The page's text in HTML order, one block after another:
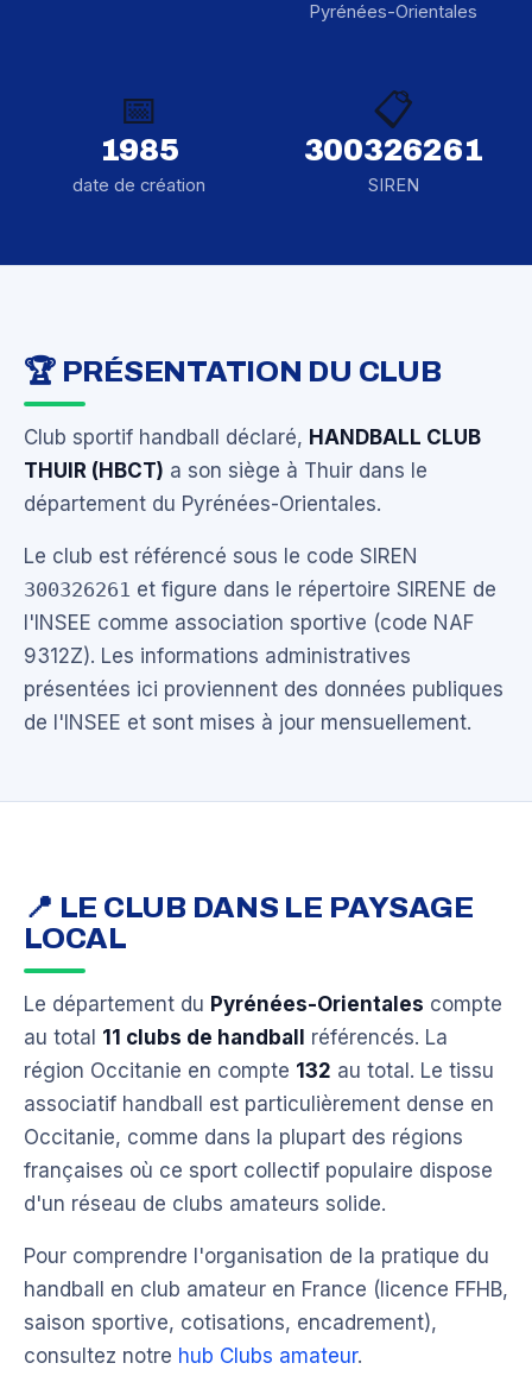
Pyrénées-Orientales
📅
1985
date de création
📋
300326261
SIREN
🏆 PRÉSENTATION DU CLUB
Club sportif handball déclaré, HANDBALL CLUB
THUIR (HBCT) a son siège à Thuir dans le
département du Pyrénées-Orientales.
Le club est référencé sous le code SIREN
300326261 et figure dans le répertoire SIRENE de
l'INSEE comme association sportive (code NAF
9312Z). Les informations administratives
présentées ici proviennent des données publiques
de l'INSEE et sont mises à jour mensuellement.
📍 LE CLUB DANS LE PAYSAGE
LOCAL
Le département du Pyrénées-Orientales compte
au total 11 clubs de handball
référencés. La
région Occitanie en compte 132 au total. Le tissu
associatif handball est particulièrement dense en
Occitanie, comme dans la plupart des régions
françaises où ce sport collectif populaire dispose
d'un réseau de clubs amateurs solide.
Pour comprendre l'organisation de la pratique du
handball en club amateur en France (licence FFHB,
saison sportive, cotisations, encadrement),
consultez notre hub Clubs amateur.